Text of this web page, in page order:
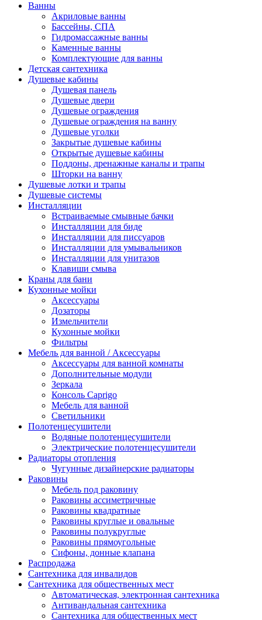
Ванны
Акриловые ванны
Бассейны, СПА
Гидромассажные ванны
Каменные ванны
Комплектующие для ванны
Детская сантехника
Душевые кабины
Душевая панель
Душевые двери
Душевые ограждения
Душевые ограждения на ванну
Душевые уголки
Закрытые душевые кабины
Открытые душевые кабины
Поддоны, дренажные каналы и трапы
Шторки на ванну
Душевые лотки и трапы
Душевые системы
Инсталляции
Встраиваемые смывные бачки
Инсталляции для биде
Инсталляции для писсуаров
Инсталляции для умывальников
Инсталляции для унитазов
Клавиши смыва
Краны для бани
Кухонные мойки
Аксессуары
Дозаторы
Измельчители
Кухонные мойки
Фильтры
Мебель для ванной / Аксессуары
Аксессуары для ванной комнаты
Дополнительные модули
Зеркала
Консоль Caprigo
Мебель для ванной
Светильники
Полотенцесушители
Водяные полотенцесушители
Электрические полотенцесушители
Радиаторы отопления
Чугунные дизайнерские радиаторы
Раковины
Мебель под раковину
Раковины ассиметричные
Раковины квадратные
Раковины круглые и овальные
Раковины полукруглые
Раковины прямоугольные
Сифоны, донные клапана
Распродажа
Сантехника для инвалидов
Сантехника для общественных мест
Автоматическая, электронная сантехника
Антивандальная сантехника
Сантехника для общественных мест